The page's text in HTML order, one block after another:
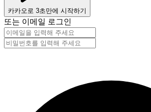
카카오로 3초만에 시작하기
또는 이메일 로그인